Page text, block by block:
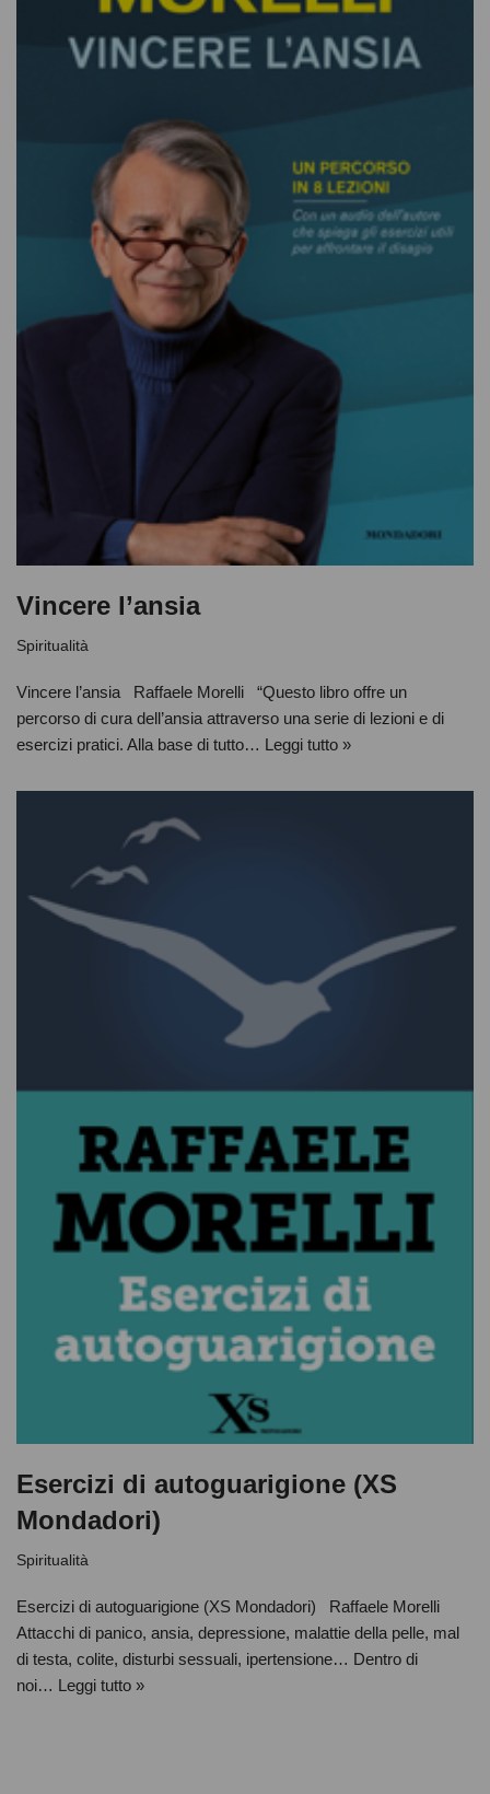
Vincere l’ansia
Spiritualità
Vincere l’ansia Raffaele Morelli “Questo libro offre un
percorso di cura dell’ansia attraverso una serie di lezioni e di
esercizi pratici. Alla base di tutto… Leggi tutto »
Esercizi di autoguarigione (XS
Mondadori)
Spiritualità
Esercizi di autoguarigione (XS Mondadori) Raffaele Morelli
Attacchi di panico, ansia, depressione, malattie della pelle, mal
di testa, colite, disturbi sessuali, ipertensione… Dentro di
noi… Leggi tutto »